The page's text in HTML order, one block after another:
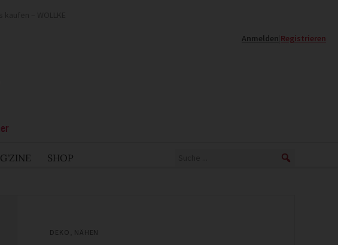
Anmelden Registrieren
SHOP
DEKO NÄHEN